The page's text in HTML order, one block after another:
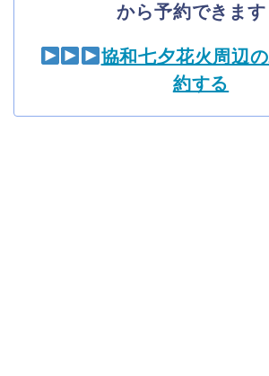
から予約できます
協和七夕花火周辺
約する